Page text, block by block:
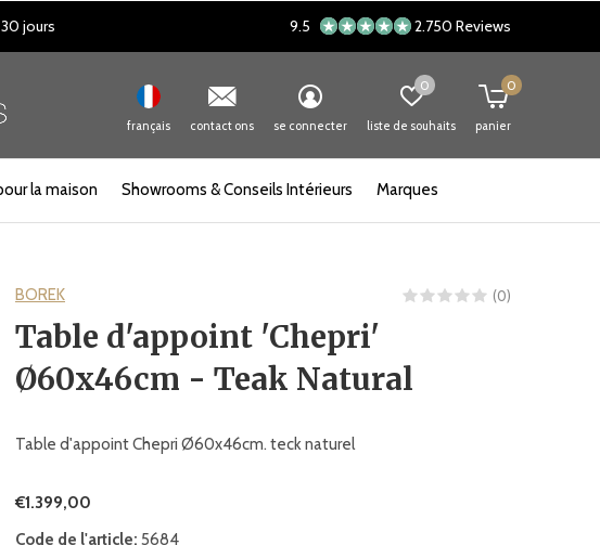
la maison Showrooms & Conseils Intérieurs Marques
français contact ons se connecter liste de souhaits
0
panier
0
jours 9.5 2.750 Reviews
BOREK (0)
Table d'appoint 'Chepri'
Ø60x46cm - Teak Natural
Table d'appoint Chepri Ø60x46cm. teck naturel
€1.399,00
Code de l'article: 5684